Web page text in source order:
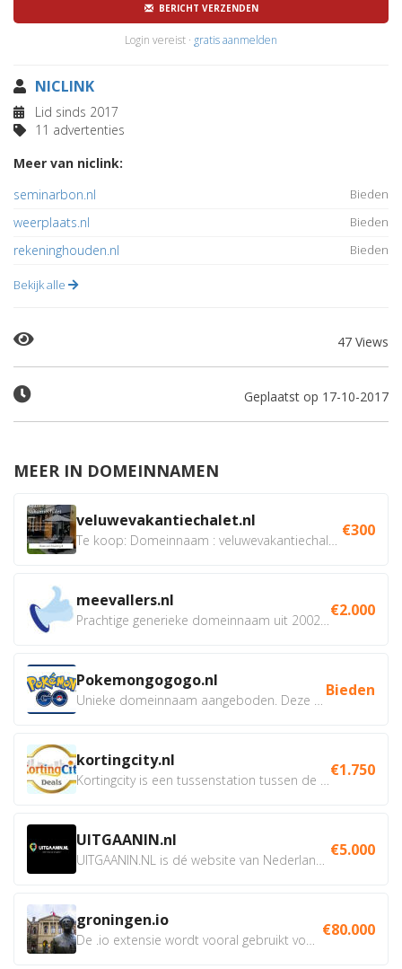
BERICHT VERZENDEN
Login vereist · gratis aanmelden
NICLINK
Lid sinds 2017
11 advertenties
Meer van niclink:
seminarbon.nl
Bieden
weerplaats.nl Bieden
rekeninghouden.nl Bieden
Bekijk alle
47 Views
Geplaatst op 17-10-2017
MEER IN DOMEINNAMEN
veluwevakantiechalet.nl €300
meevallers.nl €2.000
Pokemongogogo.nl Bieden
kortingcity.nl €1.750
UITGAANIN.nl €5.000
groningen.io €80.000